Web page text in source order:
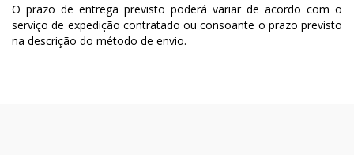
O prazo de entrega previsto poderá variar de acordo com o
serviço de expedição contratado ou consoante o prazo previsto
na descrição do método de envio.